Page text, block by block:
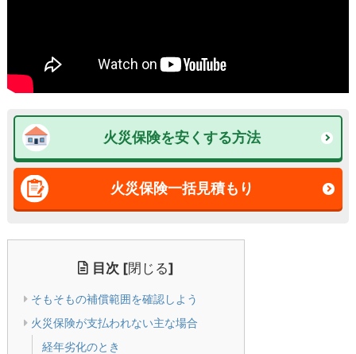
火災保険を安くする方法
火災保険一括見積もり
目次 [閉じる]
そもそもの補償範囲を確認しよう
火災保険が支払われない主な場合
経年劣化のとき